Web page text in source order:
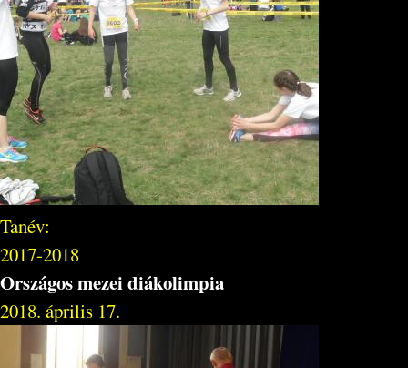
Tanév:
2017-2018
Országos mezei diákolimpia
2018. április 17.